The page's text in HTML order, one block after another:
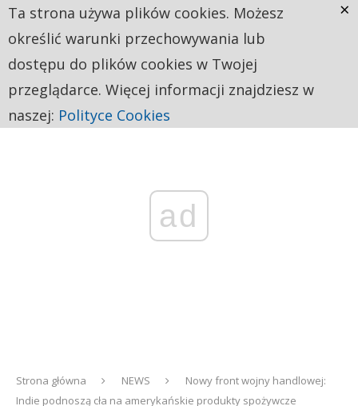
ad
Strona główna NEWS
Nowy front wojny handlowej:
Indie podnoszą cła na amerykańskie produkty spożywcze
Ta strona używa plików cookies. Możesz
określić warunki przechowywania lub
dostępu do plików cookies w Twojej
przeglądarce. Więcej informacji znajdziesz w
naszej: Polityce Cookies
×